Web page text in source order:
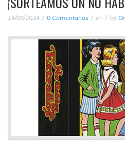
14/06/2024 0 Comentarios en by